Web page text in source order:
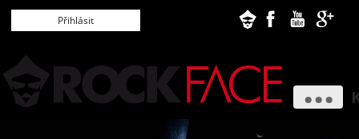
...